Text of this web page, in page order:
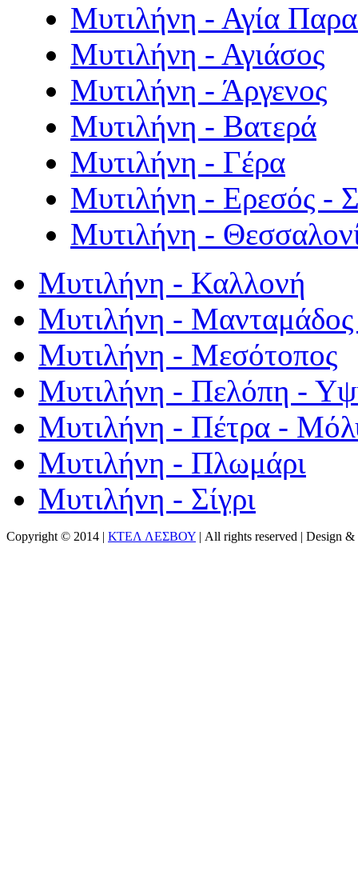
Μυτιλήνη - Αγία
Μυτιλήνη - Αγιάσος
Μυτιλήνη - Άργενος
Μυτιλήνη - Βατερά
Μυτιλήνη - Γέρα
Μυτιλήνη - Ερεσός -
Μυτιλήνη -
Μυτιλήνη - Καλλονή
Μυτιλήνη - Μανταμάδος
Μυτιλήνη - Μεσότοπος
Μυτιλήνη - Πελόπη -
Μυτιλήνη - Πέτρα -
Μυτιλήνη - Πλωμάρι
Μυτιλήνη - Σίγρι
Copyright © 2014 | ΚΤΕΛ ΛΕΣΒΟΥ | All rights reserved | Design &